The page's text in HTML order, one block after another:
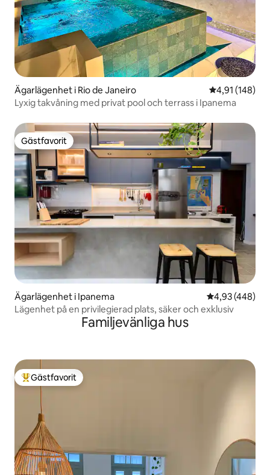
Ägarlägenhet i Rio de Janeiro 4,91 av 5 i
4,91 (148)
Lyxig takvåning med privat pool och terrass i Ipanema
Gästfavorit
Gästfavorit
Ägarlägenhet i Ipanema 4,93 av 5 i
4,93 (448)
Lägenhet på en privilegierad plats, säker och exklusiv
Familjevänliga hus
Populär gästfavorit
Gästfavorit